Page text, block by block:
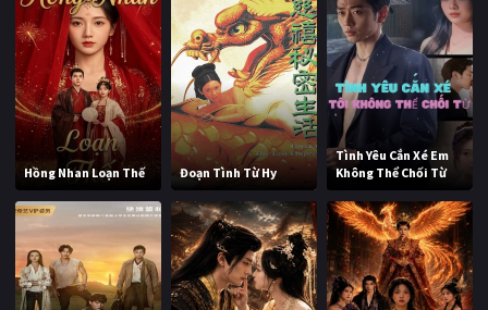
Hồng Nhan Loạn Thế Đoạn Tình Từ Hy
Tình Yêu Cắn Xé Em
Không Thể Chối Từ